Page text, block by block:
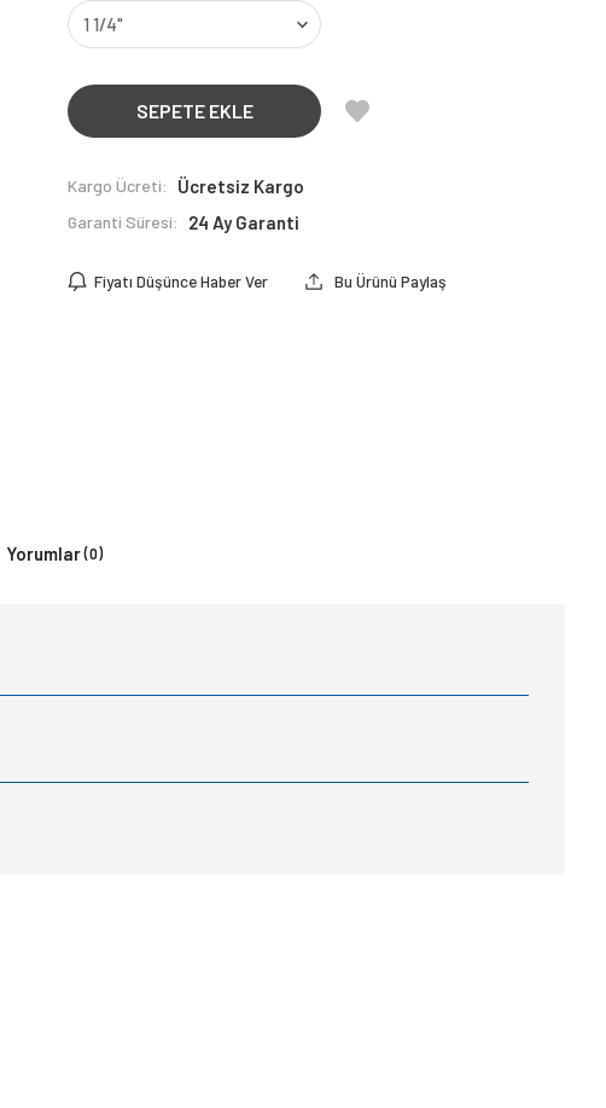
SEPETE EKLE
Kargo Ücreti: Ücretsiz Kargo
Garanti Süresi: 24 Ay Garanti
Fiyatı Düşünce Haber Ver Bu Ürünü Paylaş
Yorumlar(0)